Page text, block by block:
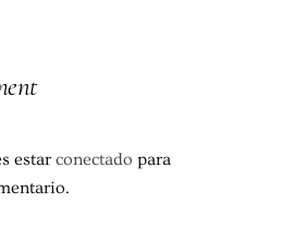
estar conectado para